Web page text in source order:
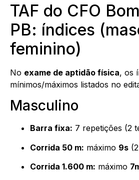
TAF do CFO
PB: índices
feminino)
No exame de aptidão física, os
mínimos/máximos listados no
Masculino
Barra fixa: 7 repetições (2
Corrida 50 m: máximo 9s
Corrida 1.600 m: máximo